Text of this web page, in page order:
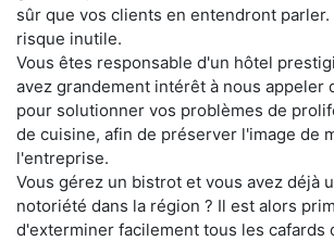
sûr que vos clients en entendront parler.
risque inutile.
Vous êtes responsable d'un hôtel
avez grandement intérêt à nous appeler
pour solutionner vos problèmes de
de cuisine, afin de préserver l'image de
l'entreprise.
Vous gérez un bistrot et vous avez déjà
notoriété dans la région ? Il est alors
d'exterminer facilement tous les cafards